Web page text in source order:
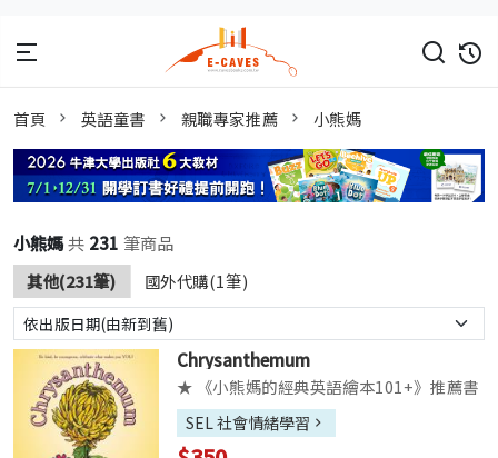
首頁 英語童書 親職專家推薦 小熊媽
小熊媽共 231 筆商品
其他(231筆) 國外代購(1筆)
Chrysanthemum
★ 《小熊媽的經典英語繪本101+》推薦書
單Chrysanthemum is a funny and
honest school story about teasing,
SEL 社會情緒學習